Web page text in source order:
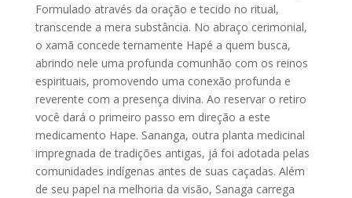
Formulado através da oração e tecido no ritual,
transcende a mera substância. No abraço cerimonial,
o xamã concede ternamente Hapé a quem busca,
abrindo nele uma profunda comunhão com os reinos
espirituais, promovendo uma conexão profunda e
reverente com a presença divina. Ao reservar o retiro
você dará o primeiro passo em direção a este
medicamento Hape. Sananga, outra planta medicinal
impregnada de tradições antigas, já foi adotada pelas
comunidades indígenas antes de suas caçadas. Além
de seu papel na melhoria da visão, Sanaga carrega